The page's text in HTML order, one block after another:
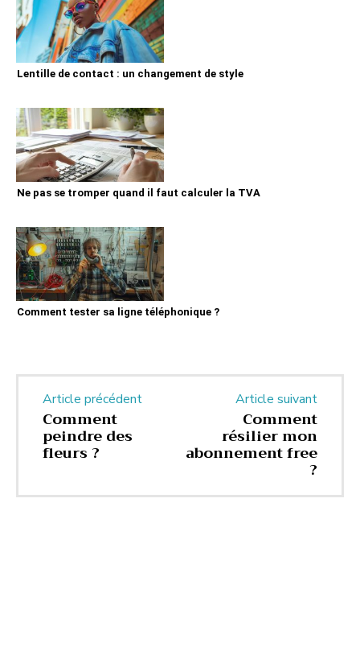
Lentille de contact : un changement de style
Ne pas se tromper quand il faut calculer la TVA
Comment tester sa ligne téléphonique ?
Article précédent
Comment
peindre des
fleurs ?
Article suivant
Comment
résilier mon
abonnement free
?